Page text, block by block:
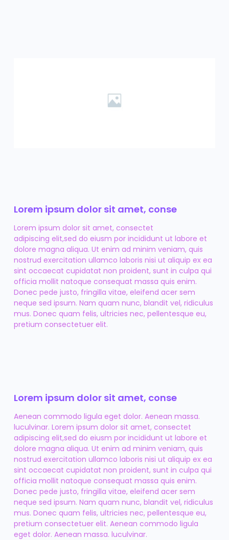
Lorem ipsum dolor sit amet, conse
Lorem ipsum dolor sit amet, consectet
adipiscing elit,sed do eiusm por incididunt ut labore et
dolore magna aliqua. Ut enim ad minim veniam, quis
nostrud exercitation ullamco laboris nisi ut aliquip ex ea
sint occaecat cupidatat non proident, sunt in culpa qui
officia mollit natoque consequat massa quis enim.
Donec pede justo, fringilla vitae, eleifend acer sem
neque sed ipsum. Nam quam nunc, blandit vel, ridiculus
mus. Donec quam felis, ultricies nec, pellentesque eu,
pretium consectetuer elit.
Lorem ipsum dolor sit amet, conse
Aenean commodo ligula eget dolor. Aenean massa.
luculvinar. Lorem ipsum dolor sit amet, consectet
adipiscing elit,sed do eiusm por incididunt ut labore et
dolore magna aliqua. Ut enim ad minim veniam, quis
nostrud exercitation ullamco laboris nisi ut aliquip ex ea
sint occaecat cupidatat non proident, sunt in culpa qui
officia mollit natoque consequat massa quis enim.
Donec pede justo, fringilla vitae, eleifend acer sem
neque sed ipsum. Nam quam nunc, blandit vel, ridiculus
mus. Donec quam felis, ultricies nec, pellentesque eu,
pretium consectetuer elit. Aenean commodo ligula
eget dolor. Aenean massa. luculvinar.